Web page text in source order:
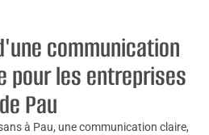
communication
pour les entreprises
de Pau
à Pau, une communication claire,